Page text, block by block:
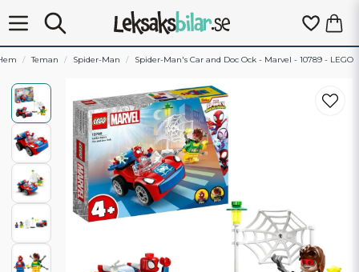
Teman Spider-Man Spider-Man's Car and Doc Ock - Marvel - 10789 - LEGO